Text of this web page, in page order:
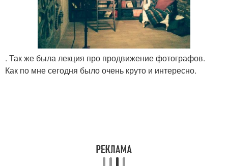
. Так же была лекция про продвижение фотографов.
Как по мне сегодня было очень круто и интересно.